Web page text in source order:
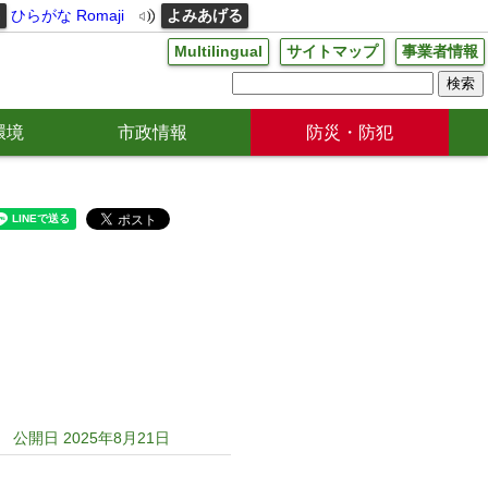
ひらがな Romaji よみあげる
Multilingual サイトマップ 事業者情報
境 市政情報 防災・防犯
公開日 2025年8月21日